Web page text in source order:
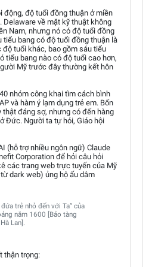
động, độ tuổi đồng thuận ở miền
Delaware về mặt kỹ thuật không
Nam, nhưng nó có độ tuổi đồng
tiểu bang có độ tuổi đồng thuận là
độ tuổi khác, bao gồm sáu tiểu
tiểu bang nào có độ tuổi cao hơn,
Mỹ trước đây thường kết hôn
nhóm công khai tìm cách bình
và hàm ý lạm dụng trẻ em. Bốn
thật đáng sợ, nhưng có đến hàng
Đức. Người ta tự hỏi, Giáo hội
(hỗ trợ nhiều ngôn ngữ) Claude
Corporation để hỏi câu hỏi
các trang web trực tuyến của Mỹ
dark web) ủng hộ ấu dâm
trẻ nhỏ đến với Ta” của
năm 1600 [Bảo tàng
Lan].
thận trọng: